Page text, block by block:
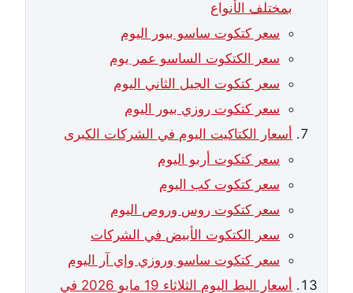
بمختلف الأنواع
سعر كتكوت ساسو بيور اليوم
سعر الكتكوت الساسو عمر يوم
سعر كتكوت الجيل الثاني اليوم
سعر كتكوت روزي بيور اليوم
أسعار الكتاكيت اليوم في الشركات الكبرى
سعر كتكوت أربو اليوم
سعر كتكوت كب اليوم
سعر كتكوت روس وروص اليوم
سعر الكتكوت الأبيض في الشركات
سعر كتكوت ساسو وروزي وإي آر اليوم
أسعار البط اليوم الثلاثاء 19 مايو 2026 في